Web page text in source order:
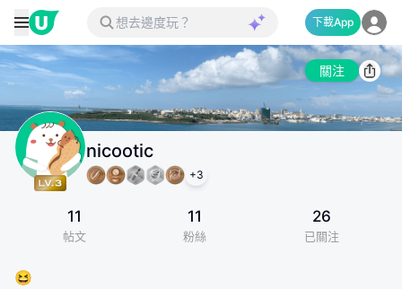
下載App
關注
nicootic
+3
11
帖文
11
粉絲
26
已關注
😆